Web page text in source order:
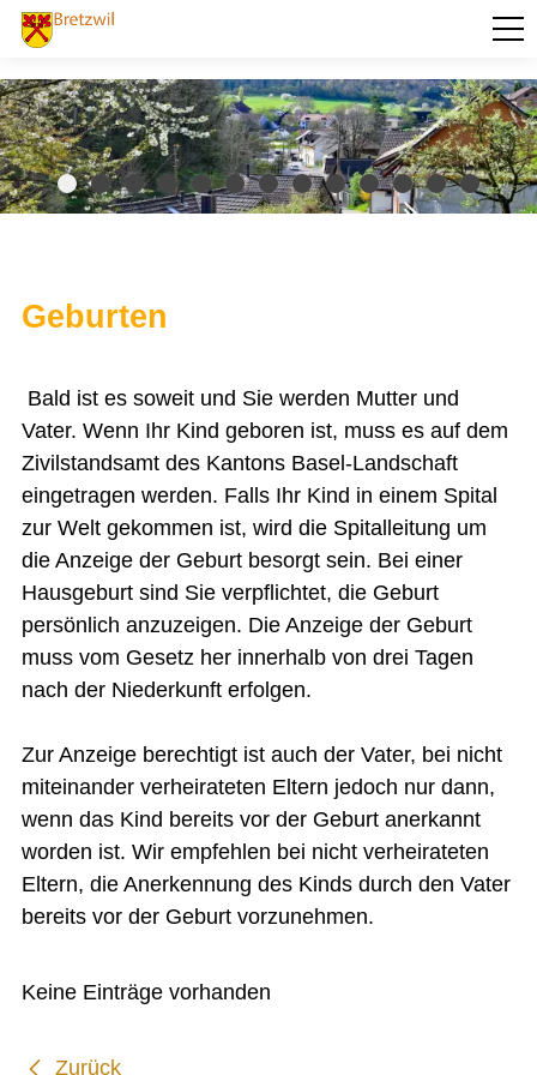
PORTRÄT
AKTUELLES
VERWALTUNG
Dienstleistungen
Einwohnerkontrolle Bretzwil
eUmzugCH
Geburt
Todesfall
Identitätskarte
Schweizer Pass
Meldepflicht Vermieter
Friedensrichteramt
Gemeindeversammlung
Gemeindeverwaltung
Mitarbeiter Gemeinde Bretzwil
Notariat Basel-Landschaft
Photovoltaikanlage
Reglemente und Verordnungen
Zivilstandsamt
BILDUNG
Geburten
Bald ist es soweit und Sie werden Mutter und
Vater. Wenn Ihr Kind geboren ist, muss es auf dem
Zivilstandsamt des Kantons Basel-Landschaft
eingetragen werden. Falls Ihr Kind in einem Spital
zur Welt gekommen ist, wird die Spitalleitung um
die Anzeige der Geburt besorgt sein. Bei einer
Hausgeburt sind Sie verpflichtet, die Geburt
persönlich anzuzeigen. Die Anzeige der Geburt
muss vom Gesetz her innerhalb von drei Tagen
nach der Niederkunft erfolgen.
Zur Anzeige berechtigt ist auch der Vater, bei nicht
miteinander verheirateten Eltern jedoch nur dann,
wenn das Kind bereits vor der Geburt anerkannt
worden ist. Wir empfehlen bei nicht verheirateten
Eltern, die Anerkennung des Kinds durch den Vater
bereits vor der Geburt vorzunehmen.
Keine Einträge vorhanden
Zurück